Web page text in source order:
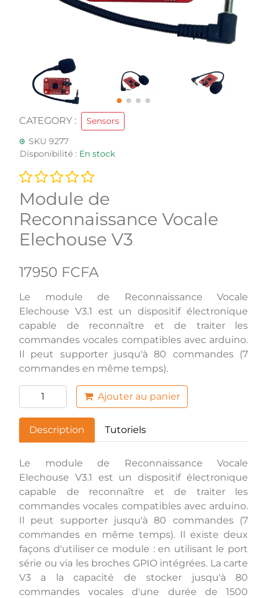
CATEGORY :
Sensors
SKU 9277
Disponibilité : En stock
Module de
Reconnaissance Vocale
Elechouse V3
17950 FCFA
Le module de Reconnaissance Vocale
Elechouse V3.1 est un dispositif électronique
capable de reconnaître et de traiter les
commandes vocales compatibles avec arduino.
Il peut supporter jusqu'à 80 commandes (7
commandes en même temps).
Ajouter au panier
Description Tutoriels
Le module de Reconnaissance Vocale
Elechouse V3.1 est un dispositif électronique
capable de reconnaître et de traiter les
commandes vocales compatibles avec arduino.
Il peut supporter jusqu'à 80 commandes (7
commandes en même temps). Il existe deux
façons d'utiliser ce module : en utilisant le port
série ou via les broches GPIO intégrées. La carte
V3 a la capacité de stocker jusqu'à 80
commandes vocales d'une durée de 1500